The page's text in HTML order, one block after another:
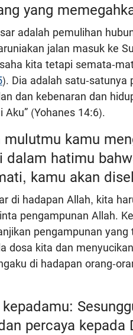
yang
adalah pemulihan
jalan masuk ke
kita tetapi semata-
). Dia adalah satu-satunya
dan kebenaran dan
(Yohanes 14:6).
mulutmu kamu
dalam hatimu
kamu akan
di hadapan Allah, kita
pengampunan Allah.
pengampunan
dosa kita dan
di hadapan orang-
kepadamu:
percaya kepada